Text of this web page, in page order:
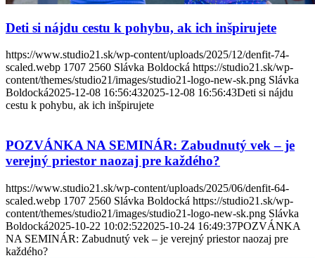
Deti si nájdu cestu k pohybu, ak ich inšpirujete
https://www.studio21.sk/wp-content/uploads/2025/12/denfit-74-
scaled.webp 1707 2560 Slávka Boldocká https://studio21.sk/wp-
content/themes/studio21/images/studio21-logo-new-sk.png Slávka
Boldocká2025-12-08 16:56:432025-12-08 16:56:43Deti si nájdu
cestu k pohybu, ak ich inšpirujete
POZVÁNKA NA SEMINÁR: Zabudnutý vek – je
verejný priestor naozaj pre každého?
https://www.studio21.sk/wp-content/uploads/2025/06/denfit-64-
scaled.webp 1707 2560 Slávka Boldocká https://studio21.sk/wp-
content/themes/studio21/images/studio21-logo-new-sk.png Slávka
Boldocká2025-10-22 10:02:522025-10-24 16:49:37POZVÁNKA
NA SEMINÁR: Zabudnutý vek – je verejný priestor naozaj pre
každého?